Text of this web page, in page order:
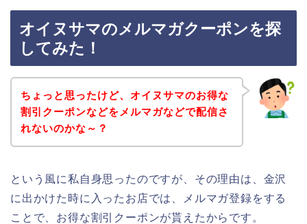
オイヌサマのメルマガクーポンを探
してみた！
ちょっと思ったけど、オイヌサマのお得な
割引クーポンなどをメルマガなどで配信さ
れないのかな～？
という風に私自身思ったのですが、その理由は、金沢
に出かけた時に入ったお店では、メルマガ登録をする
ことで、お得な割引クーポンが貰えたからです。